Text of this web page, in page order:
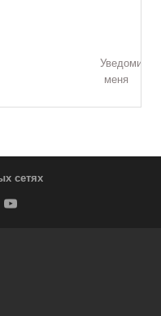
Уведомить
меня
сетях